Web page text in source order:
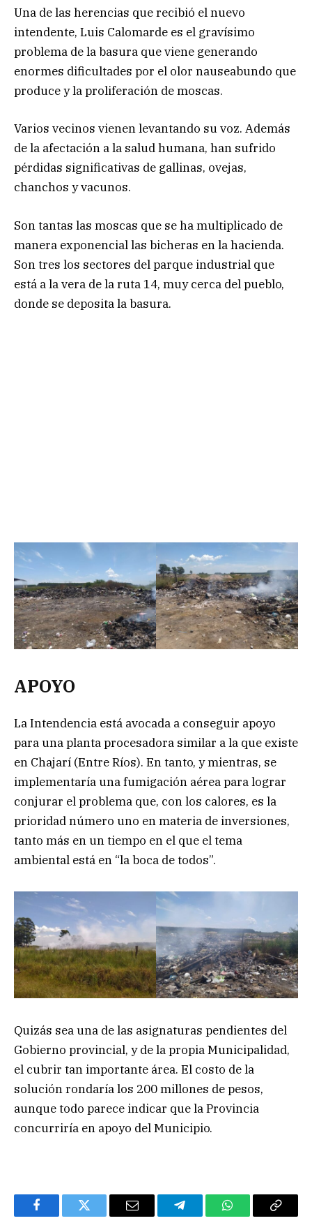
Una de las herencias que recibió el nuevo
intendente, Luis Calomarde es el gravísimo
problema de la basura que viene generando
enormes dificultades por el olor nauseabundo que
produce y la proliferación de moscas.
Varios vecinos vienen levantando su voz. Además
de la afectación a la salud humana, han sufrido
pérdidas significativas de gallinas, ovejas,
chanchos y vacunos.
Son tantas las moscas que se ha multiplicado de
manera exponencial las bicheras en la hacienda.
Son tres los sectores del parque industrial que
está a la vera de la ruta 14, muy cerca del pueblo,
donde se deposita la basura.
APOYO
La Intendencia está avocada a conseguir apoyo
para una planta procesadora similar a la que existe
en Chajarí (Entre Ríos). En tanto, y mientras, se
implementaría una fumigación aérea para lograr
conjurar el problema que, con los calores, es la
prioridad número uno en materia de inversiones,
tanto más en un tiempo en el que el tema
ambiental está en “la boca de todos”.
Quizás sea una de las asignaturas pendientes del
Gobierno provincial, y de la propia Municipalidad,
el cubrir tan importante área. El costo de la
solución rondaría los 200 millones de pesos,
aunque todo parece indicar que la Provincia
concurriría en apoyo del Municipio.
FacebookTwitter Email TelegramWhatsAppCopy